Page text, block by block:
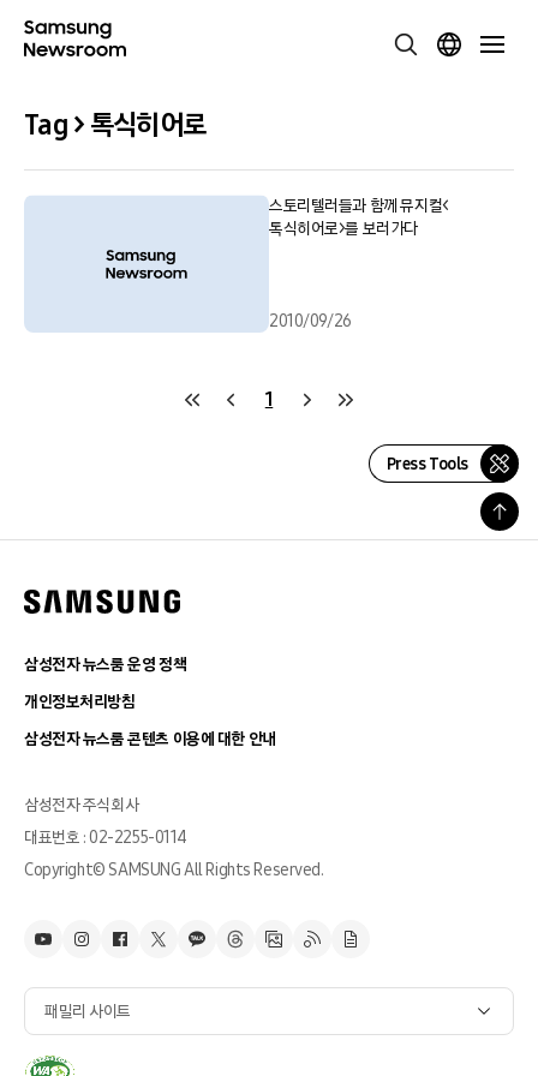
Tag > 톡식히어로
스토리텔러들과 함께 뮤지컬<
톡식히어로>를 보러가다
2010/09/26
1
Press Tools
삼성전자 뉴스룸 운영 정책
개인정보처리방침
삼성전자 뉴스룸 콘텐츠 이용에 대한 안내
삼성전자 주식회사
대표번호 : 02-2255-0114
Copyright© SAMSUNG All Rights Reserved.
패밀리 사이트